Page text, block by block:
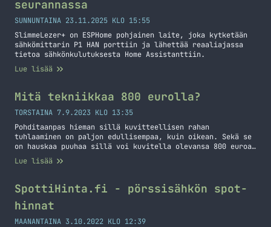
moninkertaisena takaisin.… Jatka lukemista Piristystä
seurannassa
SUNNUNTAINA 23.11.2025 KLO 15:55
SlimmeLezer+ on ESPHome pohjainen laite, joka kytketään
sähkömittarin P1 HAN porttiin ja lähettää reaaliajassa
tietoa sähkönkulutuksesta Home Assistanttiin.
Lue lisää
Mitä tekniikkaa 800 eurolla?
TORSTAINA 7.9.2023 KLO 13:35
Pohditaanpas hieman sillä kuvitteellisen rahan
tuhlaaminen on paljon edullisempaa, kuin oikean. Sekä se
on hauskaa puuhaa sillä voi kuvitella olevansa 800 euroa
rikkaampi. Mitä tekniikkaa ostettaisiin siis 800 eurolla?
Tämä ajatus Sortter lainavertailun puolelta. Eli
hinnat mitä esitän ovat olleet hintoja 7.9.2023 ja ne
ovat voineet muuttua. Mitä ostetaan?… Jatka lukemista
Mitä tekniikkaa 800 eurolla?
Lue lisää
SpottiHinta.fi - pörssisähkön spot-
hinnat
MAANANTAINA 3.10.2022 KLO 12:39